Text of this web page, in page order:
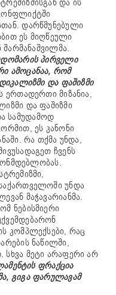
დარწმუნებული
ეს მიღწეული
შარმანაშვილმა.
პირველი
ამოცანაა, რომ
და ფაშიზმი
ერთადერთი მიზანია,
და ფაშიზმი
სამუდამოდ
ეს კანონი
რა თქმა უნდა,
ჩვენს
უნდა
მაჭავარიანმა.
ნებისმიერი
კომპლექსები, რაც
ნაწილში,
მეტი არაფერი არ
ფრაქცია
გიგა ფარულავამ